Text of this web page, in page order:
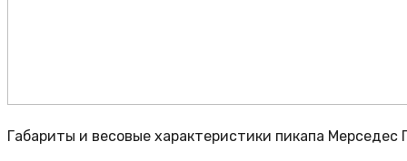
Габариты и весовые характеристики пикапа Мерседес